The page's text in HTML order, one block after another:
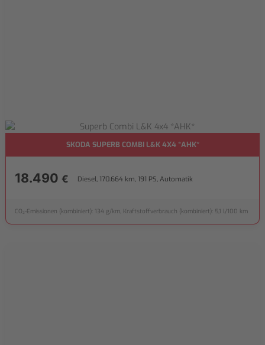
SKODA SUPERB COMBI L&K 4X4 *AHK*
18.490 € Diesel, 170.664 km, 191 PS, Automatik
CO₂-Emissionen (kombiniert): 134 g/km, Kraftstoffverbrauch (kombiniert): 5,1 l/100 km